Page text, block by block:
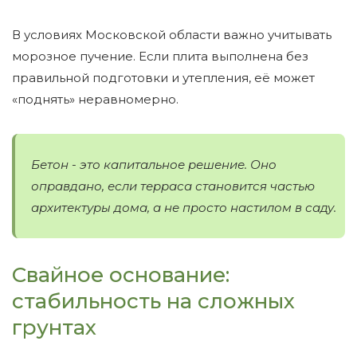
В условиях Московской области важно учитывать
морозное пучение. Если плита выполнена без
правильной подготовки и утепления, её может
«поднять» неравномерно.
Бетон - это капитальное решение. Оно
оправдано, если терраса становится частью
архитектуры дома, а не просто настилом в саду.
Свайное основание:
стабильность на сложных
грунтах